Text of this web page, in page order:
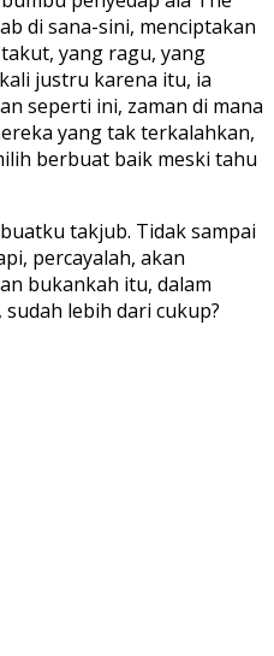
di sana-sini, menciptakan
yang ragu, yang
justru karena itu, ia
seperti ini, zaman di mana
yang tak terkalahkan,
berbuat baik meski tahu
takjub. Tidak sampai
percayalah, akan
bukankah itu, dalam
lebih dari cukup?